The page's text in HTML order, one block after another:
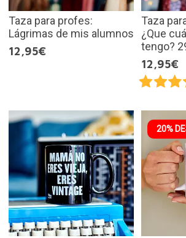
Taza para profes:
Lágrimas de mis alumnos
12,95€
Taza
¿Que
tengo?
12,95€
20%